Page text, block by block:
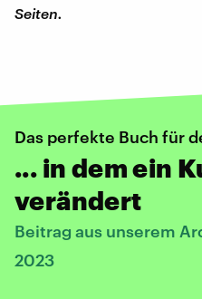
Seiten.
Das perfekte Buch für
... in dem ein
verändert
Beitrag aus unserem
2023